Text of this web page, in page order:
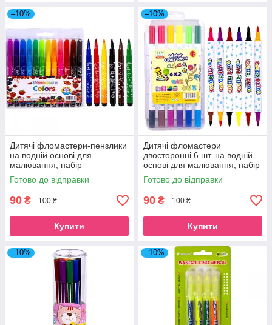
–10%
Дитячі фломастери-пензлики
на водній основі для
малювання, набір
кольорових фломастерів 12
кольорів для школи Colors
Готово до відправки
90 ₴ 100 ₴
Купити
–10%
Дитячі фломастери
двосторонні 6 шт. на водній
основі для малювання, набір
кольорових фломастерів 12
кольорів для школи в боксі
Готово до відправки
90 ₴ 100 ₴
Купити
–10% –10%